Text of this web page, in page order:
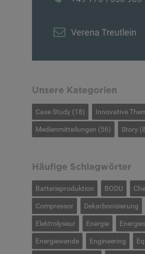
Verena Treutlein
Unsere Kategorien
Case Study (18) Innovative
Medienmitteilungen (56) Story
Häufige Schlagwörter
Batterieproduktion BODU
Compressor Dekarbonisierung
Elektrolyseur Energie
Energiewende Engineering